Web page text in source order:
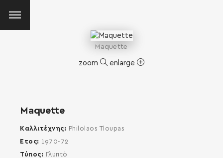
Maquette
zoom enlarge
Maquette
Καλλιτέχνης
Philolaos Tloupas
Έτος
1970-72
Τύπος
Γλυπτό